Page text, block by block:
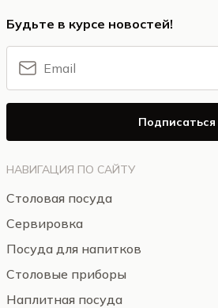
НАВИГАЦИЯ ПО САЙТУ
Столовая посуда
Сервировка
Посуда для напитков
Столовые приборы
Наплитная посуда
Будьте в курсе новостей!
Подписаться